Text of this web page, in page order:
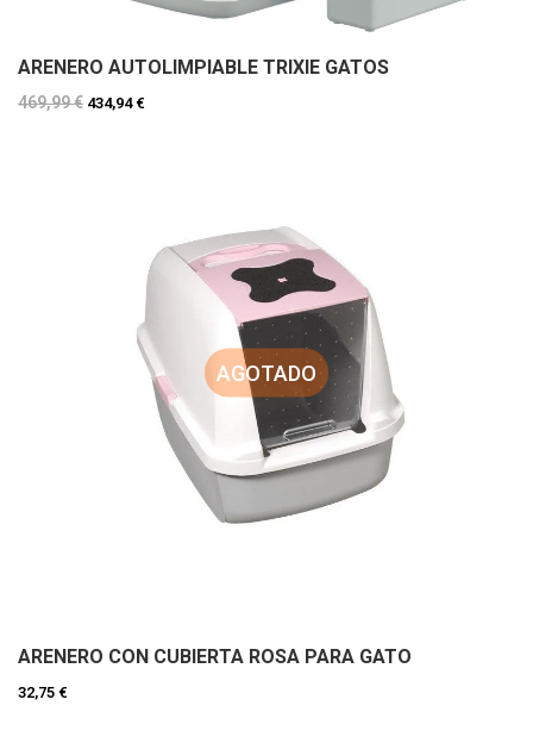
ARENERO AUTOLIMPIABLE TRIXIE GATOS
469,99 € 434,94 €
AGOTADO
ARENERO CON CUBIERTA ROSA PARA GATO
32,75 €